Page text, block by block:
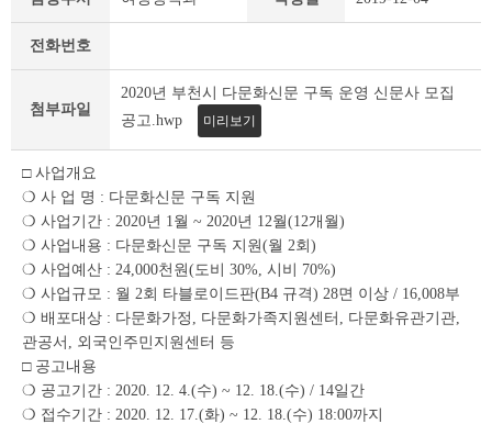
상
블
전화번호
첨부파일
2020년 부천시 다문화신문 구독 운영 신문사 모집
공고.hwp
미리보기
□ 사업개요
❍ 사 업 명 : 다문화신문 구독 지원
❍ 사업기간 : 2020년 1월 ~ 2020년 12월(12개월)
❍ 사업내용 : 다문화신문 구독 지원(월 2회)
❍ 사업예산 : 24,000천원(도비 30%, 시비 70%)
❍ 사업규모 : 월 2회 타블로이드판(B4 규격) 28면 이상 / 16,008부
❍ 배포대상 : 다문화가정, 다문화가족지원센터, 다문화유관기관,
관공서, 외국인주민지원센터 등
□ 공고내용
❍ 공고기간 : 2020. 12. 4.(수) ~ 12. 18.(수) / 14일간
❍ 접수기간 : 2020. 12. 17.(화) ~ 12. 18.(수) 18:00까지